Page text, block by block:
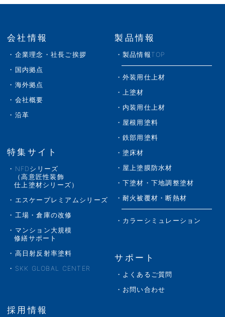
会社情報
企業理念・社長ご挨拶
国内拠点
海外拠点
会社概要
沿革
製品情報
製品情報TOP
外装用仕上材
上塗材
内装用仕上材
屋根用塗料
鉄部用塗料
塗床材
屋上塗膜防水材
下塗材・下地調整塗材
耐火被覆材・断熱材
カラーシミュレーション
特集サイト
NFDシリーズ
（高意匠性装飾
仕上塗材シリーズ）
エスケープレミアムシリーズ
工場・倉庫の改修
マンション大規模
修繕サポート
高日射反射率塗料
SKK GLOBAL CENTER
サポート
よくあるご質問
お問い合わせ
採用情報